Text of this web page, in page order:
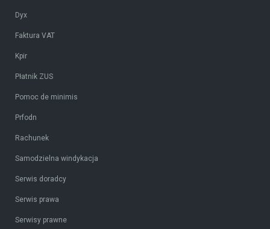
Dyx
Faktura VAT
Kpir
Płatnik ZUS
Pomoc de minimis
Prfodn
Rachunek
Samodzielna windykacja
Serwis doradcy
Serwis prawa
Serwisy prawne